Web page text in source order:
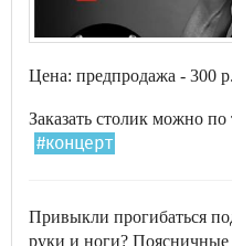
Цена: предпродажа - 300
Заказать столик можно
#концерт
Привыкли прогибаться
руки и ноги? Поясничные